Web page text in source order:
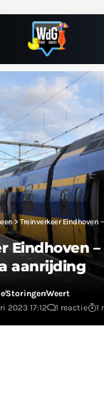
>Treinverkeer Eindhoven –
Eindhoven
aanrijding
StoringenWeert
2023 17:12
1 reactie 1